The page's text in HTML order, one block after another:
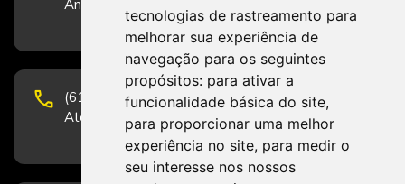
tecnologias de rastreamento para
melhorar sua experiência de
navegação para os seguintes
propósitos: para ativar a
funcionalidade básica do site,
para proporcionar uma melhor
experiência no site, para medir o
seu interesse nos nossos
Andar, Sala 2001 - CEP 70322-915 - Brasília/DF
phone
(61) 3223-1652 e (61) 98131-3801.
Atendimento por telefone em horário comercial